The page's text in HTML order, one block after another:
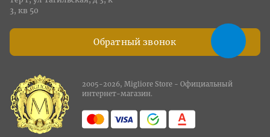
Обратный звонок
3, кв 50
2005-2026, Migliore Store - Официальный
интернет-магазин.